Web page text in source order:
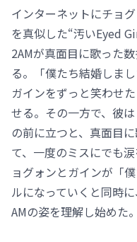
インターネットにチョ
を真似した“汚いEyed
2AMが真面目に歌った
る。「僕たち結婚しま
ガインをずっと笑わせ
せる。その一方で、彼
の前に立つと、真面目
て、一度のミスにでも
ョグォンとガインが「
ルになっていくと同時
AMの姿を理解し始めた。